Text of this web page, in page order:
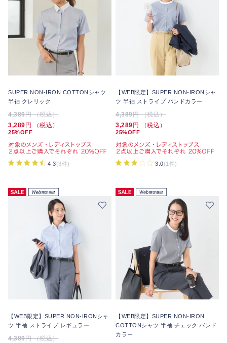
SUPER NON-IRON COTTONシャツ
半袖 クレリック
4,389円 （税込）
3,289 円 （税込）
25%OFF
4.3(3件)
【WEB限定】SUPER NON-IRONシャ
ツ 半袖 ストライプ バンドカラー
4,389円 （税込）
3,289 円 （税込）
25%OFF
3.0(1件)
【WEB限定】SUPER NON-IRONシャ
ツ 半袖 ストライプ レギュラー
4,389円 （税込）
【WEB限定】SUPER NON-IRON
COTTONシャツ 半袖 チェック バンド
カラー